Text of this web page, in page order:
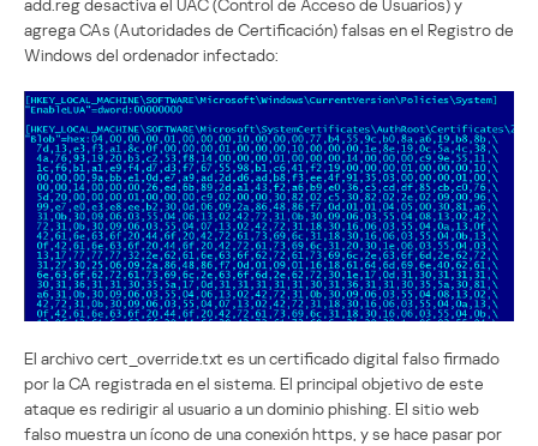
agrega CAs (Autoridades de Certificación) falsas en el Registro de
Windows del ordenador infectado:
El archivo cert_override.txt es un certificado digital falso firmado
por la CA registrada en el sistema. El principal objetivo de este
ataque es redirigir al usuario a un dominio phishing. El sitio web
falso muestra un ícono de una conexión https, y se hace pasar por